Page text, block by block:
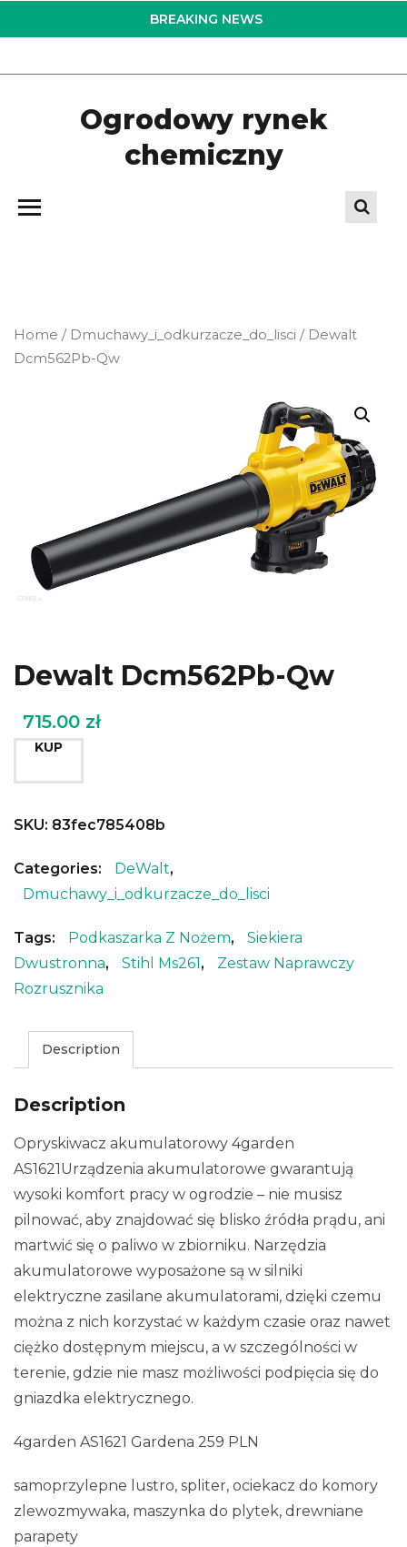
to
BREAKING NEWS
Ogrodowy rynek
chemiczny
Home / Dmuchawy_i_odkurzacze_do_lisci / Dewalt
Dcm562Pb-Qw
Dewalt Dcm562Pb-Qw
715.00 zł
KUP
SKU: 83fec785408b
Categories: DeWalt,
Dmuchawy_i_odkurzacze_do_lisci
Tags: Podkaszarka Z Nożem,
Siekiera
Dwustronna, Stihl Ms261,
Zestaw Naprawczy
Rozrusznika
Description
Description
Opryskiwacz akumulatorowy 4garden
AS1621Urządzenia akumulatorowe gwarantują
wysoki komfort pracy w ogrodzie – nie musisz
pilnować, aby znajdować się blisko źródła prądu, ani
martwić się o paliwo w zbiorniku. Narzędzia
akumulatorowe wyposażone są w silniki
elektryczne zasilane akumulatorami, dzięki czemu
można z nich korzystać w każdym czasie oraz nawet
ciężko dostępnym miejscu, a w szczególności w
terenie, gdzie nie masz możliwości podpięcia się do
gniazdka elektrycznego.
4garden AS1621 Gardena 259 PLN
samoprzylepne lustro, spliter, ociekacz do komory
zlewozmywaka, maszynka do plytek, drewniane
parapety